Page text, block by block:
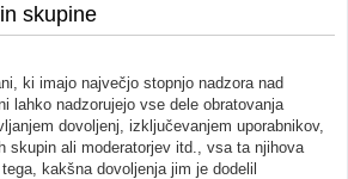
skupine
ki imajo največjo stopnjo nadzora nad
lahko nadzorujejo vse dele obratovanja
dovoljenj, izključevanjem uporabnikov,
skupin ali moderatorjev itd., vsa ta njihova
kakšna dovoljenja jim je dodelil